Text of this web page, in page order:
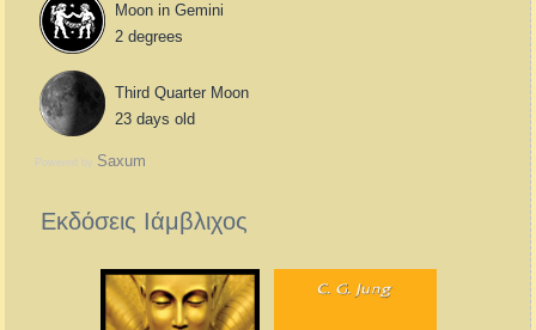
Moon in Gemini
2 degrees
Third Quarter Moon
23 days old
Powered by Saxum
Εκδόσεις Ιάμβλιχος